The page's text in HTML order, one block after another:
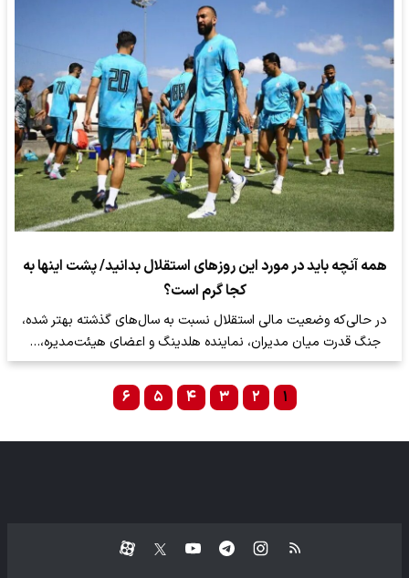
همه آنچه باید در مورد این روز‌های استقلال بدانید/ پشت اینها به
کجا گرم است؟
در حالی‌که وضعیت مالی استقلال نسبت به سال‌های گذشته بهتر شده،
جنگ قدرت میان مدیران، نماینده هلدینگ و اعضای هیئت‌مدیره،…
۱ ۲ ۳ ۴ ۵ ۶